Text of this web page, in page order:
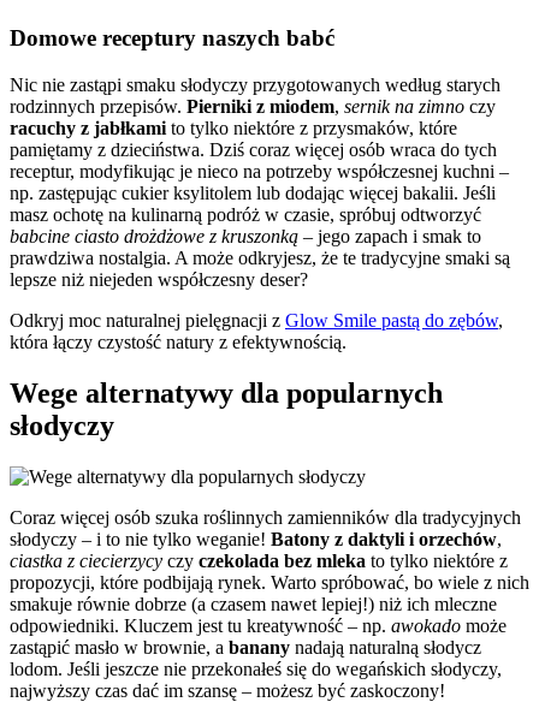
Domowe receptury naszych babć
Nic nie zastąpi smaku słodyczy przygotowanych według starych
rodzinnych przepisów. Pierniki z miodem, sernik na zimno czy
racuchy z jabłkami to tylko niektóre z przysmaków, które
pamiętamy z dzieciństwa. Dziś coraz więcej osób wraca do tych
receptur, modyfikując je nieco na potrzeby współczesnej kuchni –
np. zastępując cukier ksylitolem lub dodając więcej bakalii. Jeśli
masz ochotę na kulinarną podróż w czasie, spróbuj odtworzyć
babcine ciasto drożdżowe z kruszonką – jego zapach i smak to
prawdziwa nostalgia. A może odkryjesz, że te tradycyjne smaki są
lepsze niż niejeden współczesny deser?
Odkryj moc naturalnej pielęgnacji z Glow Smile pastą do zębów,
która łączy czystość natury z efektywnością.
Wege alternatywy dla popularnych
słodyczy
Coraz więcej osób szuka roślinnych zamienników dla tradycyjnych
słodyczy – i to nie tylko weganie! Batony z daktyli i orzechów,
ciastka z ciecierzycy czy czekolada bez mleka to tylko niektóre z
propozycji, które podbijają rynek. Warto spróbować, bo wiele z nich
smakuje równie dobrze (a czasem nawet lepiej!) niż ich mleczne
odpowiedniki. Kluczem jest tu kreatywność – np. awokado może
zastąpić masło w brownie, a banany nadają naturalną słodycz
lodom. Jeśli jeszcze nie przekonałeś się do wegańskich słodyczy,
najwyższy czas dać im szansę – możesz być zaskoczony!